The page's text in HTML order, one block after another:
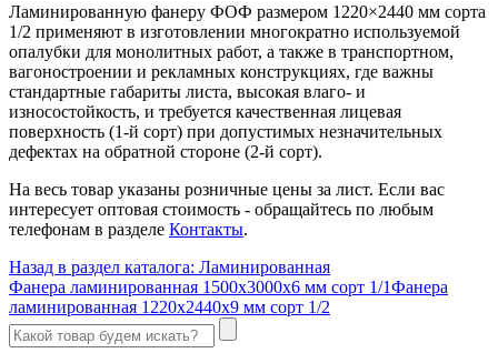
Ламинированную фанеру ФОФ размером 1220×2440 мм сорта
1/2 применяют в изготовлении многократно используемой
опалубки для монолитных работ, а также в транспортном,
вагоностроении и рекламных конструкциях, где важны
стандартные габариты листа, высокая влаго- и
износостойкость, и требуется качественная лицевая
поверхность (1-й сорт) при допустимых незначительных
дефектах на обратной стороне (2-й сорт).
На весь товар указаны розничные цены за лист. Если вас
интересует оптовая стоимость - обращайтесь по любым
телефонам в разделе Контакты.
Назад в раздел каталога: Ламинированная
Фанера ламинированная 1500x3000x6 мм сорт 1/1Фанера
ламинированная 1220x2440x9 мм сорт 1/2